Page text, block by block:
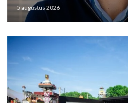
5 augustus 2026